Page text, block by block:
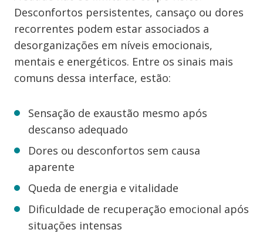
Desconfortos persistentes, cansaço ou dores
recorrentes podem estar associados a
desorganizações em níveis emocionais,
mentais e energéticos. Entre os sinais mais
comuns dessa interface, estão:
Sensação de exaustão mesmo após
descanso adequado
Dores ou desconfortos sem causa
aparente
Queda de energia e vitalidade
Dificuldade de recuperação emocional após
situações intensas